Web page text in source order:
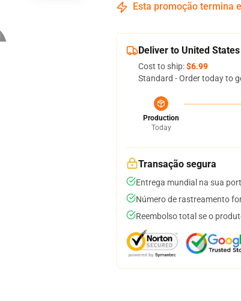
Esta promoção termina
Deliver to United States
Cost to ship:$6.99
Standard - Order today to
Production
Today
Transação segura
Entrega mundial na sua
Número de rastreamento
Reembolso total se o